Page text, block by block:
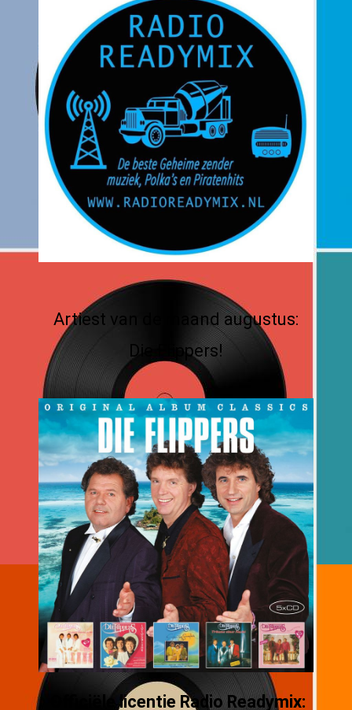
Artiest van de maand augustus:
Die Flippers!
Officiële licentie Radio Readymix: